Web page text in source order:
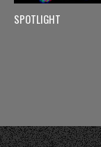
SPOTLIGHT